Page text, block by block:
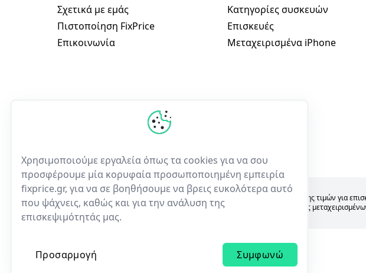
Σχετικά με εμάς
Πιστοποίηση FixPrice
Επικοινωνία
Κατηγορίες συσκευών
Επισκευές
Μεταχειρισμένα iPhone
Η πρώτη ελληνική υπηρεσία σύγκρισης τιμών για
ηλεκτρονικών συσκευών και πώλησης
© 2023 | All rights reserved
Χρησιμοποιούμε εργαλεία όπως τα cookies για να σου
προσφέρουμε μία κορυφαία προσωποποιημένη εμπειρία
fixprice.gr, για να σε βοηθήσουμε να βρεις ευκολότερα αυτό
που ψάχνεις, καθώς και για την ανάλυση της
επισκεψιμότητάς μας.
Προσαρμογή Συμφωνώ